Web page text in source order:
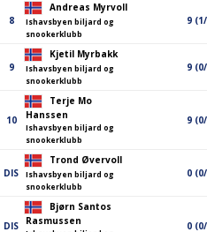
8
Andreas Myrvoll
Ishavsbyen biljard og
snookerklubb
9
9
Kjetil Myrbakk
Ishavsbyen biljard og
snookerklubb
9
10
Terje Mo
Hanssen
Ishavsbyen biljard og
snookerklubb
9
DIS
Trond Øvervoll
Ishavsbyen biljard og
snookerklubb
0
DIS
Bjørn Santos
Rasmussen
0